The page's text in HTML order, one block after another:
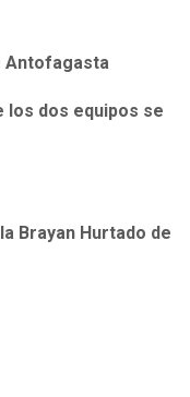
Antofagasta
los dos equipos se
Brayan Hurtado de